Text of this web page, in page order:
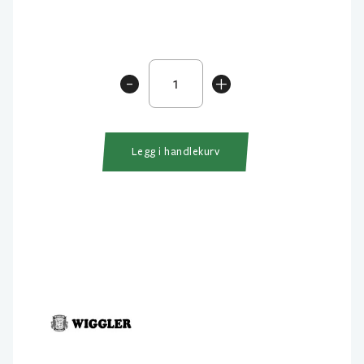
+
Paravan
antall
-
Legg i handlekurv